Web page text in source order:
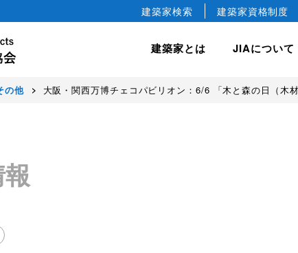
建築家検索 建築家資格制度
建築家とは JIAについて
の他 大阪・関西万博チェコパビリオン：6/6 「木と森の日（木